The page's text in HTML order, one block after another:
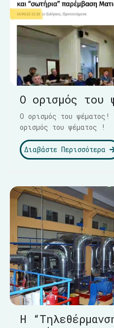
Ο ορισμός του
Ο ορισμός του
ορισμός του ψέματος !
Διαβάστε Περισσότερα
Η